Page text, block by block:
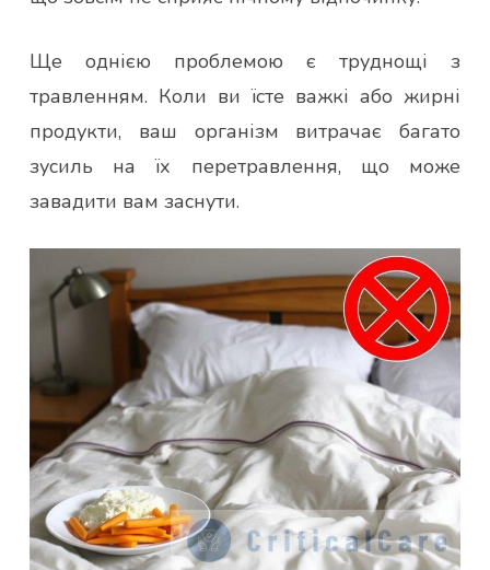
Ще однією проблемою є труднощі з
травленням. Коли ви їсте важкі або жирні
продукти, ваш організм витрачає багато
зусиль на їх перетравлення, що може
завадити вам заснути.